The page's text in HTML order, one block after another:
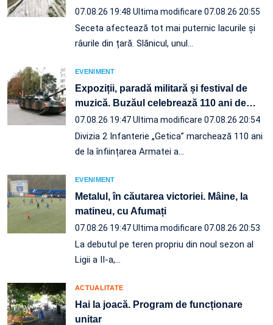
07.08.26 19:48 Ultima modificare 07.08.26 20:55
Seceta afectează tot mai puternic lacurile și
râurile din țară. Slănicul, unul…
EVENIMENT
Expoziții, paradă militară și festival de
muzică. Buzăul celebrează 110 ani de…
07.08.26 19:47Ultima modificare 07.08.26 20:54
Divizia 2 Infanterie „Getica” marchează 110 ani
de la înființarea Armatei a…
EVENIMENT
Metalul, în căutarea victoriei. Mâine, la
matineu, cu Afumați
07.08.26 19:47Ultima modificare 07.08.26 20:53
La debutul pe teren propriu din noul sezon al
Ligii a II-a,…
ACTUALITATE
Hai la joacă. Program de funcționare
unitar